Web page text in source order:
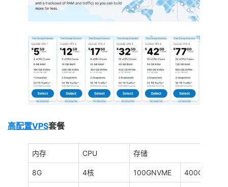
高配置VPS套餐
内存 CPU 存储
8G 4核 100GNVME 400G SSD